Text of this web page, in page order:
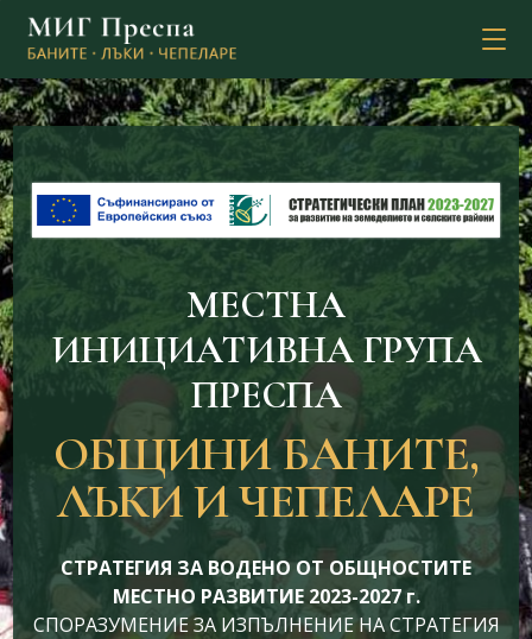
MЕСТНА
ИНИЦИАТИВНА ГРУПА
ПРЕСПА
ОБЩИНИ БАНИТЕ,
ЛЪКИ И ЧЕПЕЛАРЕ
СТРАТЕГИЯ ЗА ВОДЕНО ОТ ОБЩНОСТИТЕ
МЕСТНО РАЗВИТИЕ 2023-2027 г.
СПОРАЗУМЕНИЕ ЗА ИЗПЪЛНЕНИЕ НА СТРАТЕГИЯ